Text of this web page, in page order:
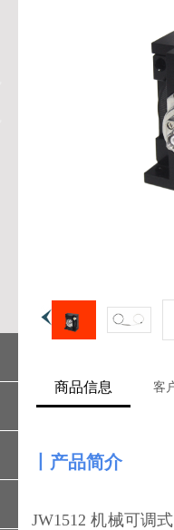
商品信息 客
丨产品简介
JW1512 机械可调